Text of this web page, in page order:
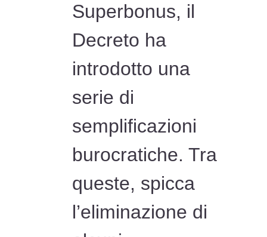
Superbonus, il
Decreto ha
introdotto una
serie di
semplificazioni
burocratiche. Tra
queste, spicca
l’eliminazione di